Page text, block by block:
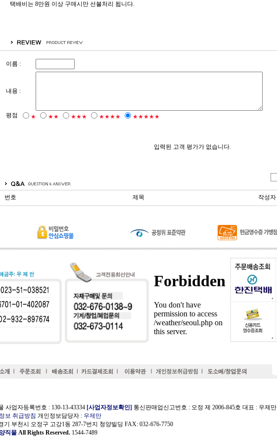
택배비는 8만원 이상 구매시만 선불처리 됩니다.
이름 :
내용 :
평점 ★ ★★ ★★★ ★★★★ ★★★★★
입력된 고객 평가가 없습니다.
번호 제목 작성자
사업자등록번호 : 130-13-43334 [사업자정보확인] 통신판매업신고번호 : 오정 제 2006-845호 대표 : 우제만
보 취급방침 개인정보담당자 : 우제만
기 부천시 오정구 고강1동 287-7번지 청양빌딩 FAX: 032-676-7750
직물 All Rights Reserved. 1544-7489